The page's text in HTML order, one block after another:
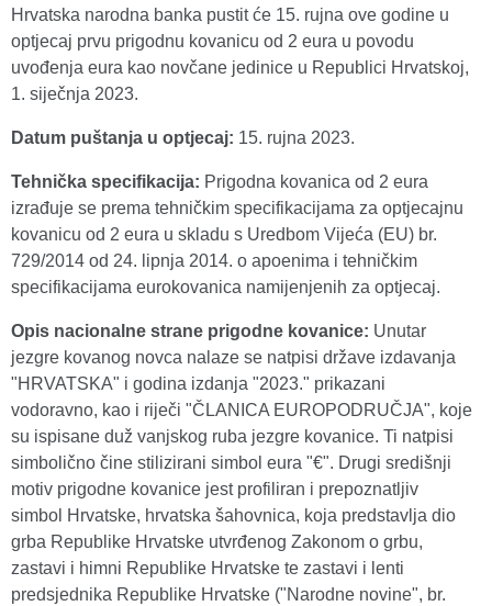
Hrvatska narodna banka pustit će 15. rujna ove godine u
optjecaj prvu prigodnu kovanicu od 2 eura u povodu
uvođenja eura kao novčane jedinice u Republici Hrvatskoj,
1. siječnja 2023.
Datum puštanja u optjecaj: 15. rujna 2023.
Tehnička specifikacija: Prigodna kovanica od 2 eura
izrađuje se prema tehničkim specifikacijama za optjecajnu
kovanicu od 2 eura u skladu s Uredbom Vijeća (EU) br.
729/2014 od 24. lipnja 2014. o apoenima i tehničkim
specifikacijama eurokovanica namijenjenih za optjecaj.
Opis nacionalne strane prigodne kovanice: Unutar
jezgre kovanog novca nalaze se natpisi države izdavanja
"HRVATSKA" i godina izdanja "2023." prikazani
vodoravno, kao i riječi "ČLANICA EUROPODRUČJA", koje
su ispisane duž vanjskog ruba jezgre kovanice. Ti natpisi
simbolično čine stilizirani simbol eura "€". Drugi središnji
motiv prigodne kovanice jest profiliran i prepoznatljiv
simbol Hrvatske, hrvatska šahovnica, koja predstavlja dio
grba Republike Hrvatske utvrđenog Zakonom o grbu,
zastavi i himni Republike Hrvatske te zastavi i lenti
predsjednika Republike Hrvatske ("Narodne novine", br.